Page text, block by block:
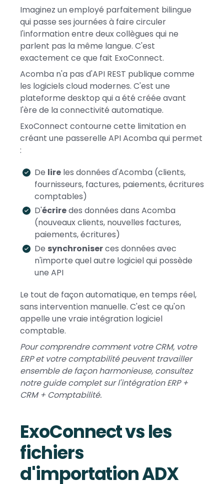
Imaginez un employé parfaitement bilingue
qui passe ses journées à faire circuler
l'information entre deux collègues qui ne
parlent pas la même langue. C'est
exactement ce que fait ExoConnect.
Acomba n'a pas d'API REST publique comme
les logiciels cloud modernes. C'est une
plateforme desktop qui a été créée avant
l'ère de la connectivité automatique.
ExoConnect contourne cette limitation en
créant une passerelle API Acomba qui permet
:
De lire les données d'Acomba (clients,
fournisseurs, factures, paiements, écritures
comptables)
D'écriredes données dans Acomba
(nouveaux clients, nouvelles factures,
paiements, écritures)
De synchroniserces données avec
n'importe quel autre logiciel qui possède
une API
Le tout de façon automatique, en temps réel,
sans intervention manuelle. C'est ce qu'on
appelle une vraie intégration logiciel
comptable.
Pour comprendre comment votre CRM, votre
ERP et votre comptabilité peuvent travailler
ensemble de façon harmonieuse, consultez
notre guide complet sur l'intégration ERP +
CRM + Comptabilité.
ExoConnect vs les
fichiers
d'importation ADX